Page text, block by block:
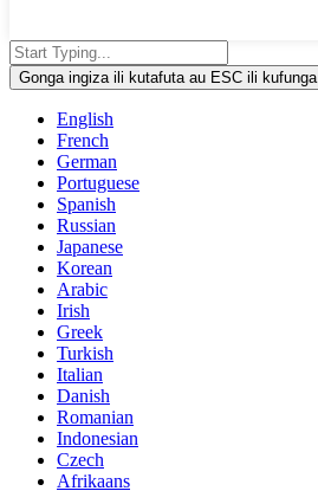
Gonga ingiza ili kutafuta au ESC ili kufunga
English
French
German
Portuguese
Spanish
Russian
Japanese
Korean
Arabic
Irish
Greek
Turkish
Italian
Danish
Romanian
Indonesian
Czech
Afrikaans